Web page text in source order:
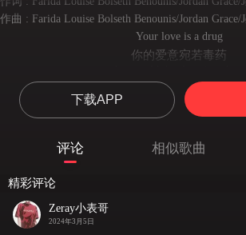
Your love is a drug
你的爱意宛若毒药
曾有人告知过我 爱是一种毒
I just wanna know how it feels
我只是想知道 陷入爱情是何种
你可以成为我赖以生存终身
Afraid to close my eyes 'cause then
惧怕着闭上双眼 那样我便会意
下载APP
评论 相似歌曲
精彩评论
Zeray小表哥
2024年3月5日